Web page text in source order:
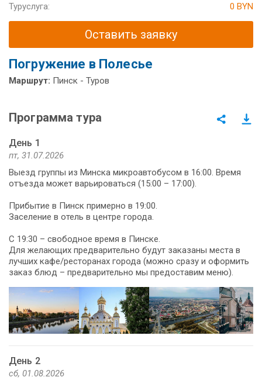
Туруслуга:
0 BYN
Оставить заявку
Погружение в Полесье
Маршрут: Пинск - Туров
Программа тура
День 1
пт, 31.07.2026
Выезд группы из Минска микроавтобусом в 16:00. Время
отъезда может варьироваться (15:00 – 17:00).
Прибытие в Пинск примерно в 19:00.
Заселение в отель в центре города.
С 19:30 – свободное время в Пинске.
Для желающих предварительно будут заказаны места в
лучших кафе/ресторанах города (можно сразу и оформить
заказ блюд – предварительно мы предоставим меню).
День 2
сб, 01.08.2026